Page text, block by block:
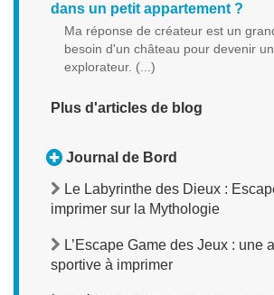
dans un petit appartement ?
Ma réponse de créateur est un
besoin d'un château pour devenir un
explorateur. (...)
Plus d'articles de blog
Journal de Bord
Le Labyrinthe des Dieux :
imprimer sur la Mythologie
L’Escape Game des Jeux : une
sportive à imprimer